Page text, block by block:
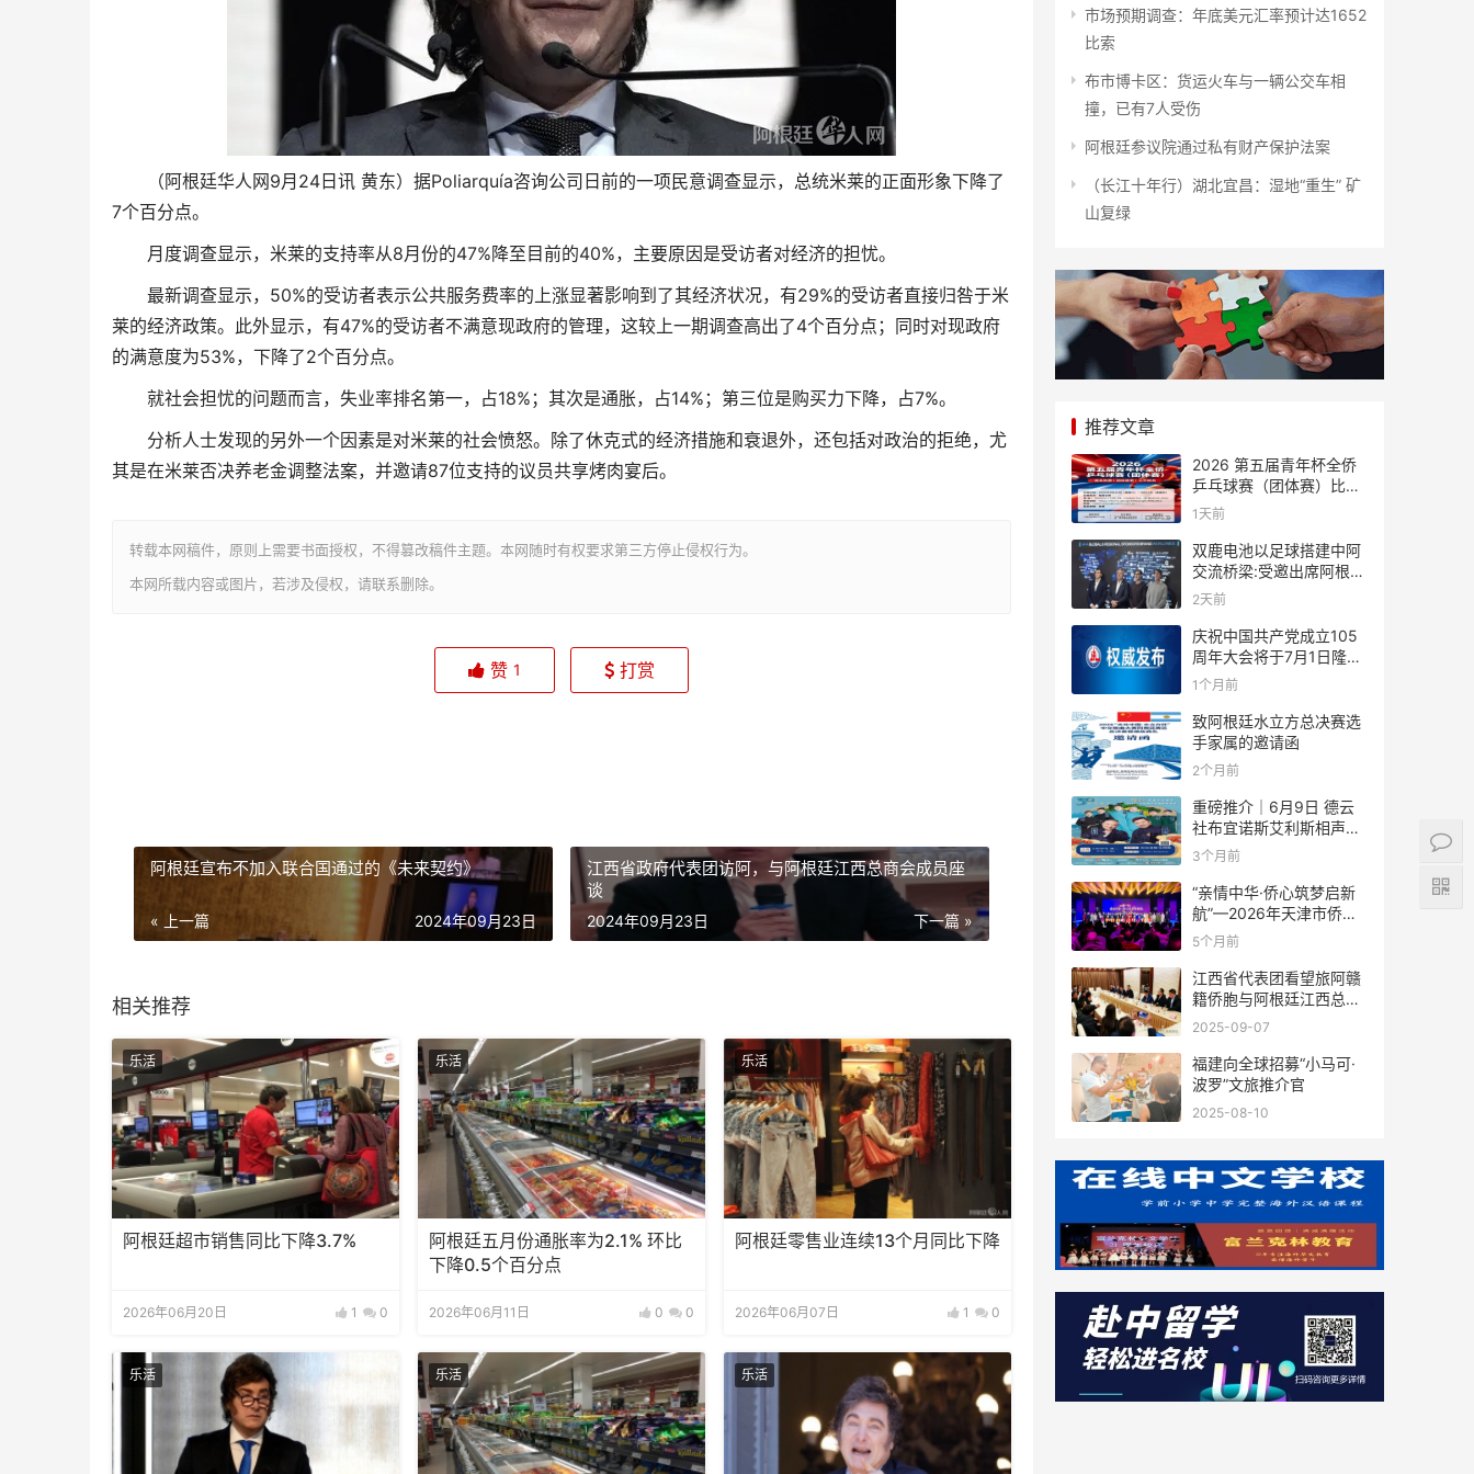
（阿根廷华人网9月24日讯 黄东）据Poliarquía咨询公司日前的一项民意调查显示，总统米莱的正面形象下降了
7个百分点。
月度调查显示，米莱的支持率从8月份的47%降至目前的40%，主要原因是受访者对经济的担忧。
最新调查显示，50%的受访者表示公共服务费率的上涨显著影响到了其经济状况，有29%的受访者直接归咎于米
莱的经济政策。此外显示，有47%的受访者不满意现政府的管理，这较上一期调查高出了4个百分点；同时对现政府
的满意度为53%，下降了2个百分点。
就社会担忧的问题而言，失业率排名第一，占18%；其次是通胀，占14%；第三位是购买力下降，占7%。
分析人士发现的另外一个因素是对米莱的社会愤怒。除了休克式的经济措施和衰退外，还包括对政治的拒绝，尤
其是在米莱否决养老金调整法案，并邀请87位支持的议员共享烤肉宴后。
转载本网稿件，原则上需要书面授权，不得篡改稿件主题。本网随时有权要求第三方停止侵权行为。
本网所载内容或图片，若涉及侵权，请联系删除。
赞 1 打赏
阿根廷宣布不加入联合国通过的《未来契约》
« 上一篇 2024年09月23日
江西省政府代表团访阿，与阿根廷江西总商会成员座
谈
下一篇 »
2024年09月23日
相关推荐
乐活
阿根廷超市销售同比下降3.7%
2026年06月20日 1 0
乐活
阿根廷五月份通胀率为2.1% 环比
下降0.5个百分点
2026年06月11日 0 0
乐活
阿根廷零售业连续13个月同比下降
2026年06月07日 1 0
乐活 乐活 乐活
市场预期调查：年底美元汇率预计达1652
比索
布市博卡区：货运火车与一辆公交车相
撞，已有7人受伤
阿根廷参议院通过私有财产保护法案
（长江十年行）湖北宜昌：湿地“重生” 矿
山复绿
推荐文章
2026 第五届青年杯全侨
乒乓球赛（团体赛）比赛
规则
1天前
双鹿电池以足球搭建中阿
交流桥梁:受邀出席阿根廷
足协赞助商招待会！
2天前
庆祝中国共产党成立105
周年大会将于7月1日隆重
举行
1个月前
致阿根廷水立方总决赛选
手家属的邀请函
2个月前
重磅推介｜6月9日 德云
社布宜诺斯艾利斯相声专
场！国风曲艺邂逅南美风
结！
3个月前
“亲情中华·侨心筑梦启新
航”—2026年天津市侨界
新春联谊活动成功举办
5个月前
江西省代表团看望旅阿赣
籍侨胞与阿根廷江西总商
会座谈
2025-09-07
福建向全球招募“小马可·
波罗”文旅推介官
2025-08-10